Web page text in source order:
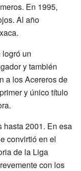
En 1995,
Al año
un
y también
a los Acereros de
y único título
hasta 2001. En esa
convirtió en el
de la Liga
con los